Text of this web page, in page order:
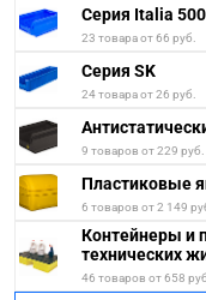
Серия Italia
23 товара от 66 руб.
Серия SK
24 товара от 26 руб.
9 товаров от 229 руб.
Пластиковые
6 товаров от 2 149
Контейнеры и
технических
46 товаров от 658 руб.